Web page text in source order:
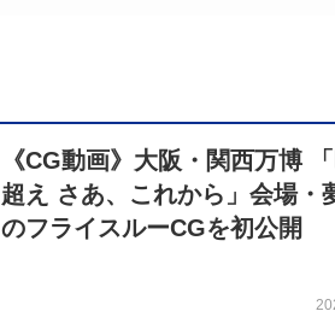
《CG動画》大阪・関西万博
超え さあ、これから」会場・
のフライスルーCGを初公開